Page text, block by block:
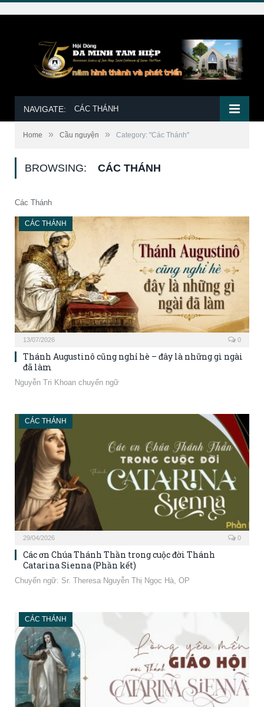
NAVIGATE: CÁC THÁNH
Home » Cầu nguyện » Category: "Các Thánh"
BROWSING: CÁC THÁNH
Các Thánh
CÁC THÁNH
13/07/2026 0
Thánh Augustinô cũng nghỉ hè – đây là những gì ngài
đã làm
Nguyễn Tri Khoan chuyển ngữ
CÁC THÁNH
29/04/2026 0
Các ơn Chúa Thánh Thần trong cuộc đời Thánh
Catarina Sienna (Phần kết)
Chuyển ngữ: Sr. Theresa Nguyễn Thị Ngọc Hà, OP
CÁC THÁNH